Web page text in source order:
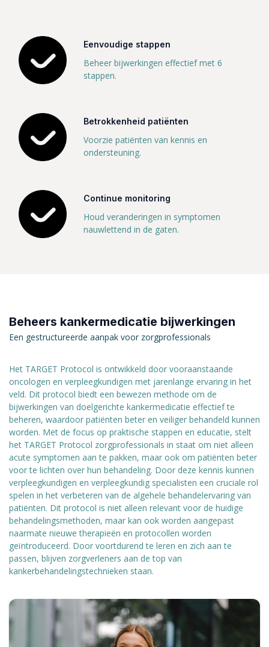
Eenvoudige stappen
Beheer bijwerkingen effectief met 6
stappen.
Betrokkenheid patiënten
Voorzie patiënten van kennis en
ondersteuning.
Continue monitoring
Houd veranderingen in symptomen
nauwlettend in de gaten.
Beheers kankermedicatie bijwerkingen
Een gestructureerde aanpak voor zorgprofessionals
Het TARGET Protocol is ontwikkeld door vooraanstaande
oncologen en verpleegkundigen met jarenlange ervaring in het
veld. Dit protocol biedt een bewezen methode om de
bijwerkingen van doelgerichte kankermedicatie effectief te
beheren, waardoor patiënten beter en veiliger behandeld kunnen
worden. Met de focus op praktische stappen en educatie, stelt
het TARGET Protocol zorgprofessionals in staat om niet alleen
acute symptomen aan te pakken, maar ook om patiënten beter
voor te lichten over hun behandeling. Door deze kennis kunnen
verpleegkundigen en verpleegkundig specialisten een cruciale rol
spelen in het verbeteren van de algehele behandelervaring van
patiënten. Dit protocol is niet alleen relevant voor de huidige
behandelingsmethoden, maar kan ook worden aangepast
naarmate nieuwe therapieën en protocollen worden
geïntroduceerd. Door voortdurend te leren en zich aan te
passen, blijven zorgverleners aan de top van
kankerbehandelingstechnieken staan.